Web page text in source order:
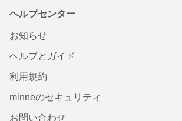
ヘルプセンター
お知らせ
ヘルプとガイド
利用規約
minneのセキュリティ
お問い合わせ